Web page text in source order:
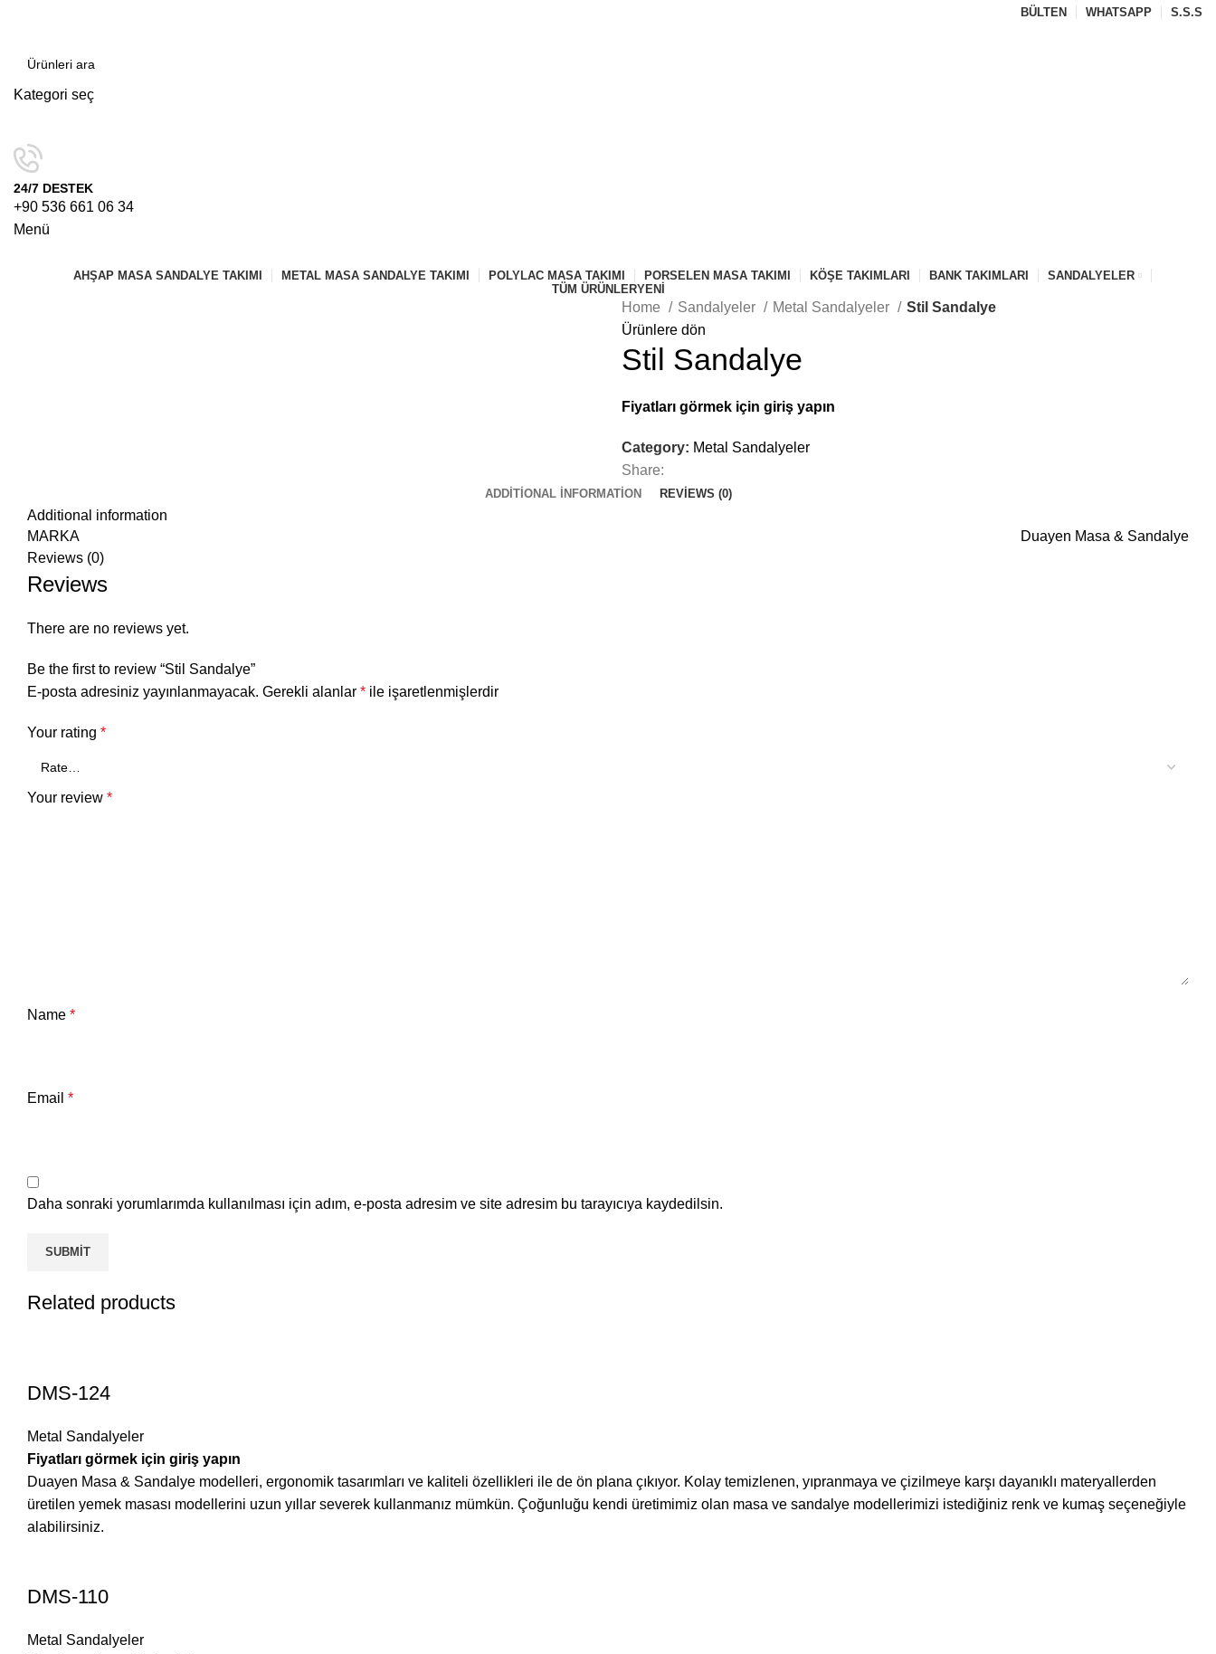
BÜLTEN WHATSAPP S.S.S
Kategori seç
24/7 DESTEK
+90 536 661 06 34
Menü
AHŞAP MASA SANDALYE TAKIMI METAL MASA SANDALYE TAKIMI POLYLAC MASA TAKIMI PORSELEN MASA TAKIMI KÖŞE TAKIMLARI BANK TAKIMLARI
SANDALYELER
TÜM ÜRÜNLERYENI
Home Sandalyeler Metal Sandalyeler
Stil Sandalye
Ürünlere dön
Stil Sandalye
Fiyatları görmek için giriş yapın
Category: Metal Sandalyeler
Share:
ADDITIONAL INFORMATION REVIEWS (0)
Additional information
MARKA
Duayen Masa & Sandalye
Reviews (0)
Reviews
There are no reviews yet.
Be the first to review “Stil Sandalye”
E-posta adresiniz yayınlanmayacak. Gerekli alanlar * ile işaretlenmişlerdir
Your rating *
Your review *
Name *
Email *
Daha sonraki yorumlarımda kullanılması için adım, e-posta adresim ve site adresim bu tarayıcıya kaydedilsin.
Related products
DMS-124
Metal Sandalyeler
Fiyatları görmek için giriş yapın
Duayen Masa & Sandalye modelleri, ergonomik tasarımları ve kaliteli özellikleri ile de ön plana çıkıyor. Kolay temizlenen, yıpranmaya ve çizilmeye karşı dayanıklı materyallerden
üretilen yemek masası modellerini uzun yıllar severek kullanmanız mümkün. Çoğunluğu kendi üretimimiz olan masa ve sandalye modellerimizi istediğiniz renk ve kumaş seçeneğiyle
alabilirsiniz.
DMS-110
Metal Sandalyeler